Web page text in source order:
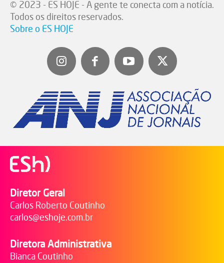
© 2023 - ES HOJE - A gente te conecta com a notícia.
Todos os direitos reservados.
Sobre o ES HOJE
Diretor Geral
Carlos Roberto Coutinho
carlos@eshoje.com.br
Diretora Administrativa
Bianca Coutinho